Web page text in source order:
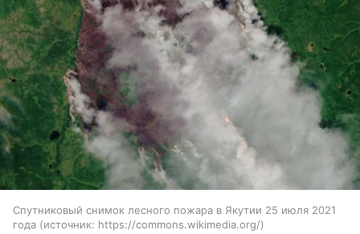
Спутниковый снимок лесного пожара в Якутии 25 июля 2021
года
источник: https://commons.wikimedia.org/